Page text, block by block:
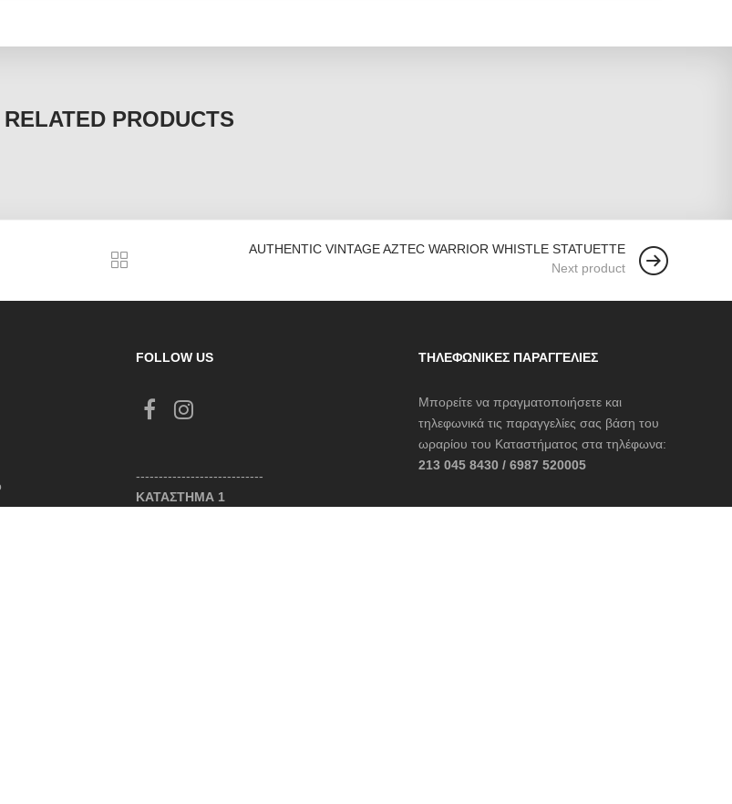
RELATED PRODUCTS
AUTHENTIC VINTAGE AZTEC WARRIOR WHISTLE STATUETTE
Next product
FOLLOW US
----------------------------
ΚΑΤΑΣΤΗΜΑ 1
ΤΗΛΕΦΩΝΙΚΈΣ ΠΑΡΑΓΓΕΛΊΕΣ
Μπορείτε να πραγματοποιήσετε και
τηλεφωνικά τις παραγγελίες σας βάση του
ωραρίου του Καταστήματος στα τηλέφωνα:
213 045 8430 / 6987 520005